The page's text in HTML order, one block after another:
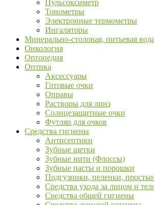
Пульсоксиметр
Тонометры
Электронные термометры
Ингаляторы
Минерально-столовая, питьевая вода
Онкология
Ортопедия
Оптика
Аксессуары
Готовые очки
Оправы
Растворы для линз
Солнцезащитные очки
Футляр для очков
Средства гигиены
Антисептики
Зубные щетки
Зубные нити (Флоссы)
Зубные пасты и порошки
Подгузники, пеленки,
Средства ухода за лицом и
Средства общей гигиены